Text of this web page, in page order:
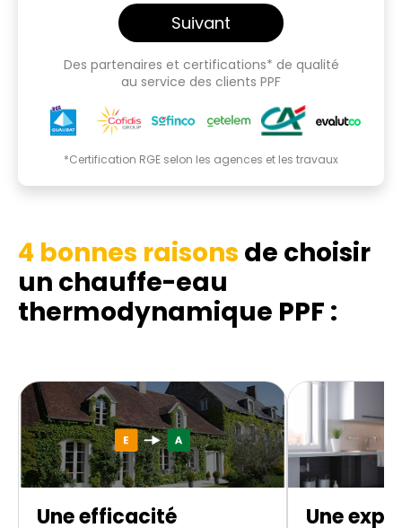
Suivant
Des partenaires et certifications* de qualité
au service des clients PPF
*Certification RGE selon les agences et les travaux
4 bonnes raisons de choisir
un chauffe-eau
thermodynamique PPF :
Une efficacité
Une